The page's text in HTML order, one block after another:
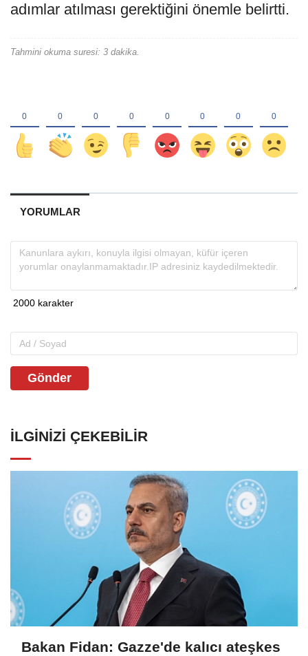
adımlar atılması gerektiğini önemle belirtti.
Tahmini okuma suresi: 3 dakika.
YORUMLAR
Gönder
İLGINIZI ÇEKEBILIR
Bakan Fidan: Gazze'de kalıcı ateşkes